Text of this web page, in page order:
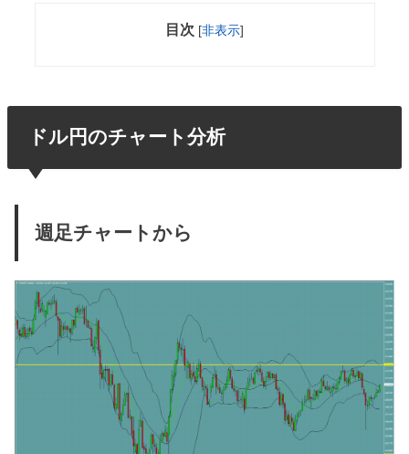
目次 [非表示]
ドル円のチャート分析
週足チャートから